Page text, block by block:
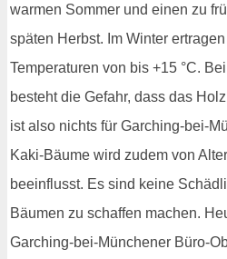
warmen Sommer und einen zu
späten Herbst. Im Winter
Temperaturen von bis +15 °C.
besteht die Gefahr, dass das
ist also nichts für Garching-bei-
Kaki-Bäume wird zudem von
beeinflusst. Es sind keine
Bäumen zu schaffen machen.
Garching-bei-Münchener Büro-